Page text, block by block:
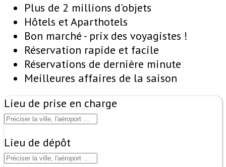
Plus de 2 millions d'objets
Hôtels et Aparthotels
Bon marché - prix des voyagistes !
Réservation rapide et facile
Réservations de dernière minute
Meilleures affaires de la saison
Lieu de prise en charge
Lieu de dépôt